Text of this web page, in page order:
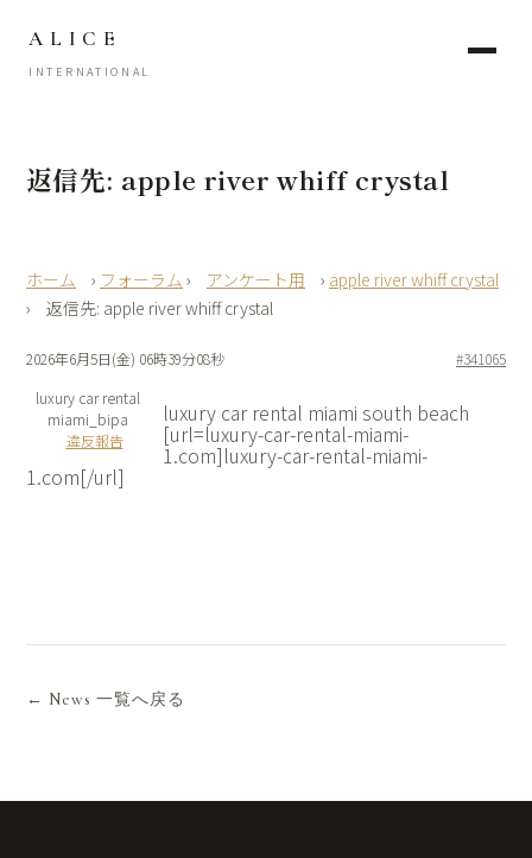
ALICE
INTERNATIONAL
返信先: apple river whiff crystal
› フォーラム › アンケート用 › apple river whiff crystal
›
返信先: apple river whiff crystal
2026年6月5日(金) 06時39分08秒
#341065
luxury car rental
miami_bipa
違反報告
luxury car rental miami south beach
[url=luxury-car-rental-miami-
1.com]luxury-car-rental-miami-
1.com[/url]
← News 一覧へ戻る